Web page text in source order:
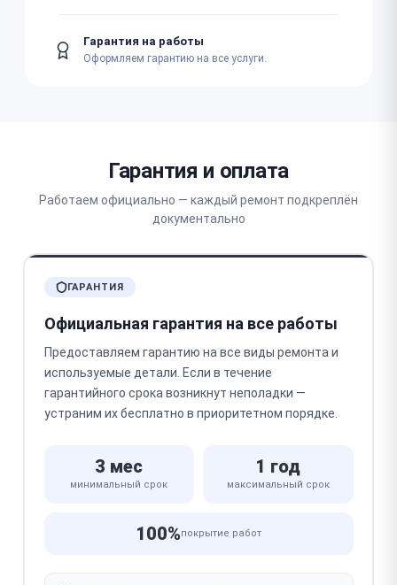
Гарантия на работы
Оформляем гарантию на все услуги.
Гарантия и оплата
Работаем официально — каждый ремонт подкреплён
документально
ГАРАНТИЯ
Официальная гарантия на все работы
Предоставляем гарантию на все виды ремонта и
используемые детали. Если в течение
гарантийного срока возникнут неполадки —
устраним их бесплатно в приоритетном порядке.
3 мес
минимальный срок
1 год
максимальный срок
100%покрытие работ